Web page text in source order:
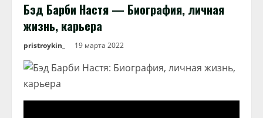
Бэд Барби Настя — Биография, личная
жизнь, карьера
pristroykin_ 19 марта 2022